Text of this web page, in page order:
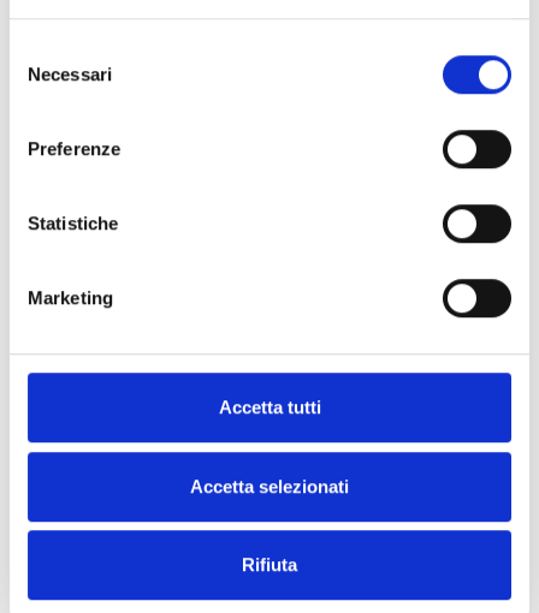
delNecessari
Preferenze
Statistiche
Marketing
Accetta tutti
Accetta selezionati
Rifiuta
High-quality flours and semolinas at your home.
FOLLOW US ON